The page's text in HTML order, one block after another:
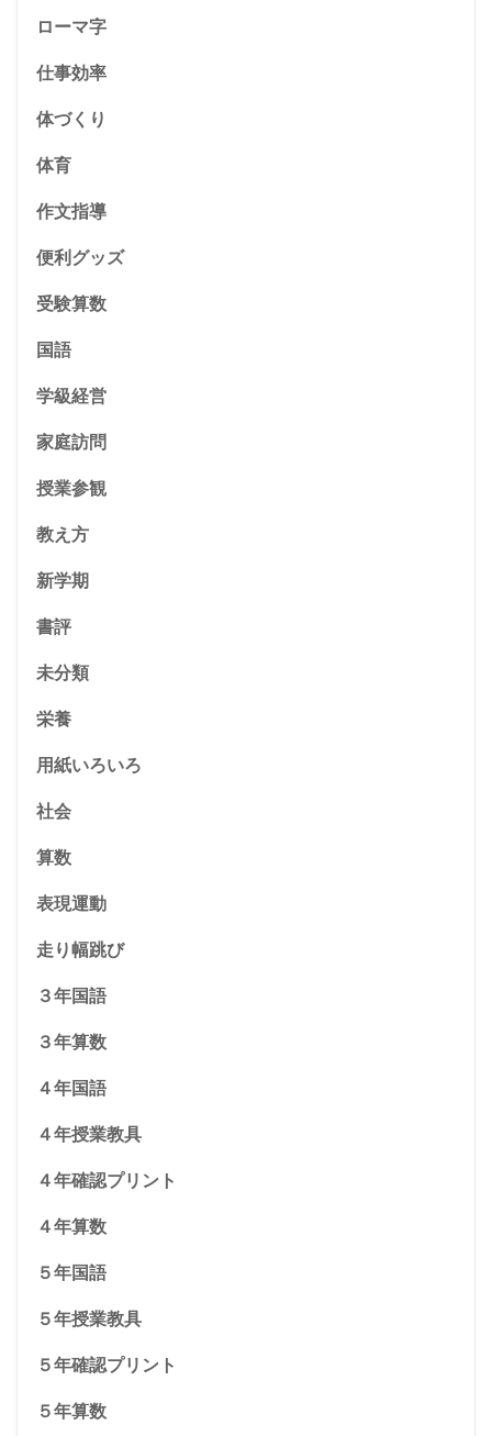
ローマ字
仕事効率
体づくり
体育
作文指導
便利グッズ
受験算数
国語
学級経営
家庭訪問
授業参観
教え方
新学期
書評
未分類
栄養
用紙いろいろ
社会
算数
表現運動
走り幅跳び
３年国語
３年算数
４年国語
４年授業教具
４年確認プリント
４年算数
５年国語
５年授業教具
５年確認プリント
５年算数